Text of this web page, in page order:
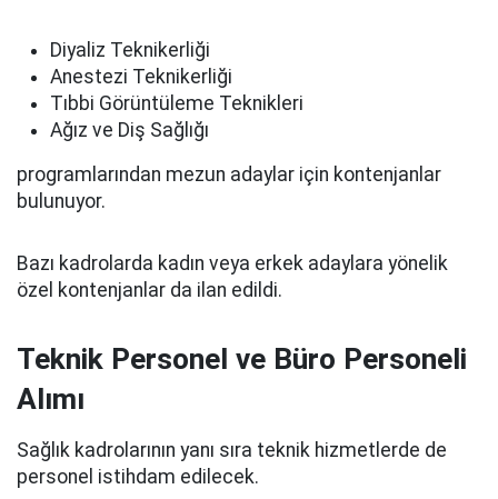
Diyaliz Teknikerliği
Anestezi Teknikerliği
Tıbbi Görüntüleme Teknikleri
Ağız ve Diş Sağlığı
programlarından mezun adaylar için kontenjanlar
bulunuyor.
Bazı kadrolarda kadın veya erkek adaylara yönelik
özel kontenjanlar da ilan edildi.
Teknik Personel ve Büro Personeli
Alımı
Sağlık kadrolarının yanı sıra teknik hizmetlerde de
personel istihdam edilecek.